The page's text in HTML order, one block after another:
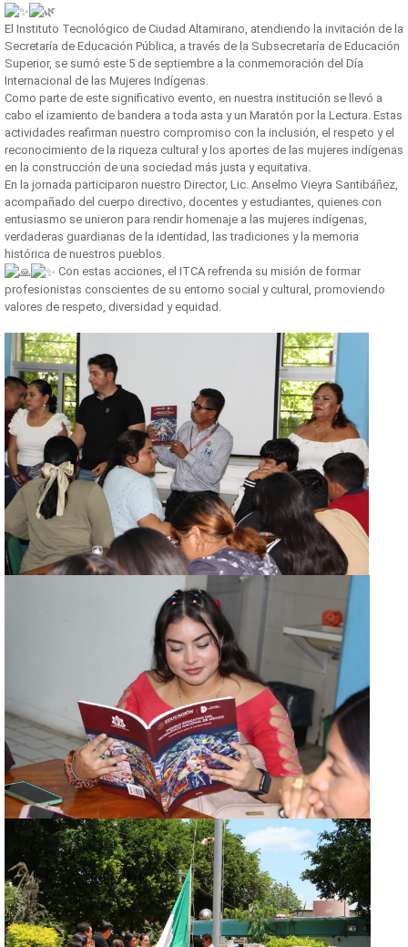
El Instituto Tecnológico de Ciudad Altamirano, atendiendo la invitación de la
Secretaría de Educación Pública, a través de la Subsecretaría de Educación
Superior, se sumó este 5 de septiembre a la conmemoración del Día
Internacional de las Mujeres Indígenas.
Como parte de este significativo evento, en nuestra institución se llevó a
cabo el izamiento de bandera a toda asta y un Maratón por la Lectura. Estas
actividades reafirman nuestro compromiso con la inclusión, el respeto y el
reconocimiento de la riqueza cultural y los aportes de las mujeres indígenas
en la construcción de una sociedad más justa y equitativa.
En la jornada participaron nuestro Director, Lic. Anselmo Vieyra Santibáñez,
acompañado del cuerpo directivo, docentes y estudiantes, quienes con
entusiasmo se unieron para rendir homenaje a las mujeres indígenas,
verdaderas guardianas de la identidad, las tradiciones y la memoria
histórica de nuestros pueblos.
Con estas acciones, el ITCA refrenda su misión de formar
profesionistas conscientes de su entorno social y cultural, promoviendo
valores de respeto, diversidad y equidad.